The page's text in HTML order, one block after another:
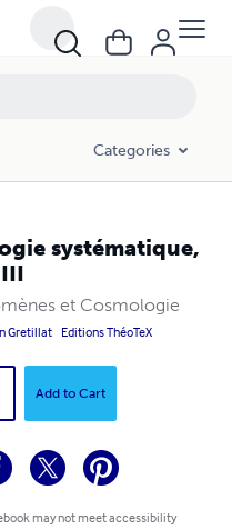
Categories
systématique,
et Cosmologie
Gretillat Editions ThéoTeX
Add to Cart
may not meet accessibility